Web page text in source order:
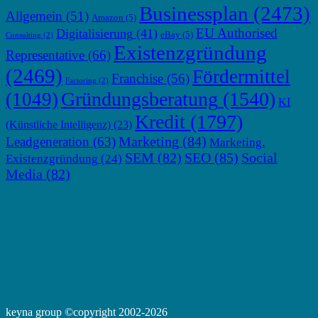
Allgemein (51) Amazon (5) Businessplan (2473)
Consulting (2) Digitalisierung (41) eBay (5) EU Authorised
Representative (66) Existenzgründung
(2469) Factoring (2) Franchise (56) Fördermittel
(1049) Gründungsberatung (1540) KI
(Künstliche Intelligenz) (23) Kredit (1797)
Leadgeneration (63)Marketing (84) Marketing.
Existenzgründung (24) SEM (82) SEO (85) Social
Media (82)
keyna group ©copyright 2002-2026